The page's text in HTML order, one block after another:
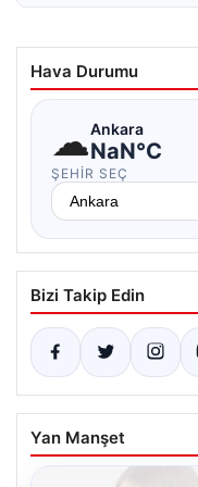
Hava Durumu
☁Ankara
NaN°C
ŞEHIR SEÇ
Bizi Takip Edin
Yan Manşet